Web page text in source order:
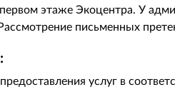
этаже Экоцентра. У
письменных
услуг в